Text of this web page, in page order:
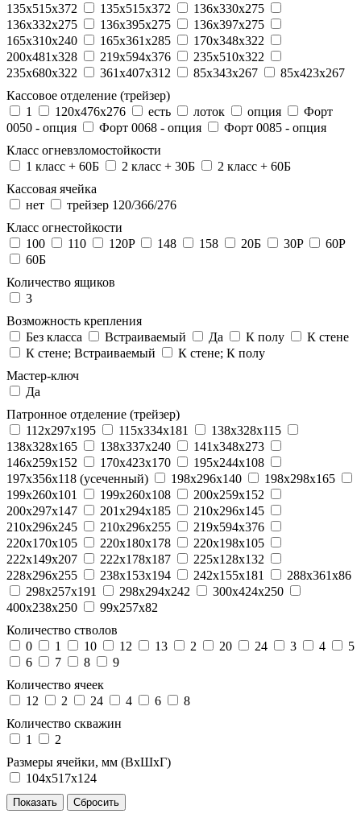
135x515x372
135х515х372
136x330x275
136x332x275
136x395x275
136x397x275
165x310x240
165x361x285
170x348x322
200x481x328
219x594x376
235x510x322
235x680x322
361x407x312 85x343x267
85x423x267
Кассовое отделение (трейзер)
1
120х476х276 есть лоток опция
Форт
0050 - опция
Форт 0068 - опция
Форт 0085 - опция
Класс огневзломостойкости
1 класс + 60Б
2 класс + 30Б
2 класс + 60Б
Кассовая ячейка
нет
трейзер 120/366/276
Класс огнестойкости
100
110 120P 148 158 20Б 30P
60P
60Б
Количество ящиков
3
Возможность крепления
Без класса
Встраиваемый Да К полу
К стене
К стене; Встраиваемый
К стене; К полу
Мастер-ключ
Да
Патронное отделение (трейзер)
112x297x195
115x334x181
138x328x115
138x328x165
138x337x240
141x348x273
146x259x152
170x423x170
195x244x108
197x356x118 (усеченный)
198x296x140
198x298x165
199x260x101
199x260x108
200x259x152
200x297x147
201x294x185
210x296x145
210x296x245
210x296x255
219x594x376
220x170x105
220x180x178
220x198x105
222x149x207
222x178x187
225x128x132
228x296x255
238x153x194 242x155x181
288x361x86
298x257x191
298x294x242
300x424x250
400x238x250
99x257x82
Количество стволов
0
1 10 12 13 2 20 24 3 4
5
6
7 8
9
Количество ячеек
12
2 24 4 6
8
Количество скважин
1
2
Размеры ячейки, мм (ВхШхГ)
104х517х124